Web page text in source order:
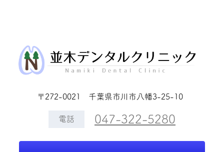
〒272-0021 千葉県市川市八幡3-25-10
電話 047-322-5280